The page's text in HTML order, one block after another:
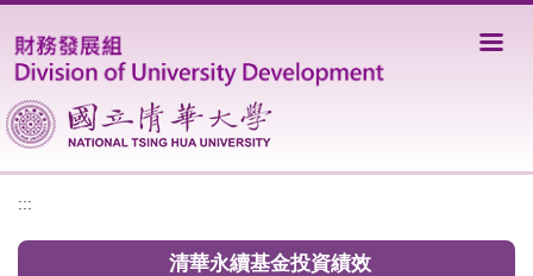
到
主
內
容
:::
清華永續基金投資績效